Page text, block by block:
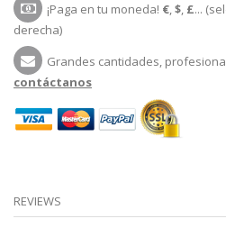
¡Paga en tu moneda! €,$, £...
derecha)
Grandes cantidades,
contáctanos
REVIEWS